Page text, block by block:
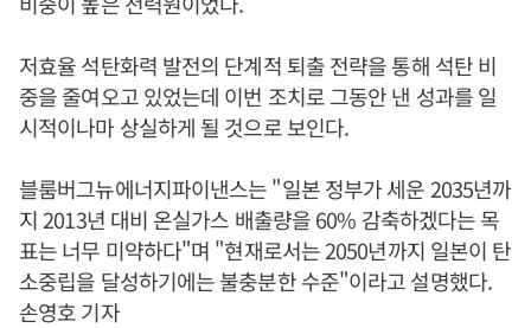
저효율 석탄화력 발전의 단계적 퇴출 전략을 통해 석탄 비
중을 줄여오고 있었는데 이번 조치로 그동안 낸 성과를 일
시적이나마 상실하게 될 것으로 보인다.
블룸버그뉴에너지파이낸스는 "일본 정부가 세운 2035년까
지 2013년 대비 온실가스 배출량을 60% 감축하겠다는 목
표는 너무 미약하다"며 "현재로서는 2050년까지 일본이 탄
소중립을 달성하기에는 불충분한 수준"이라고 설명했다.
손영호 기자